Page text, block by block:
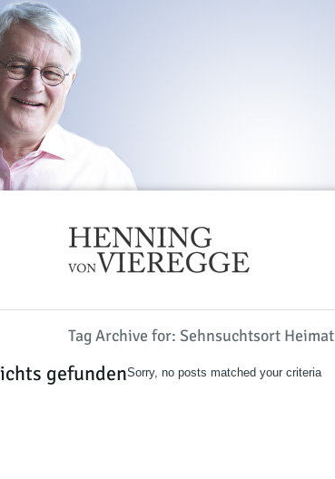
Tag Archive for: Sehnsuchtsort Heimat
gefundenSorry, no posts matched your criteria